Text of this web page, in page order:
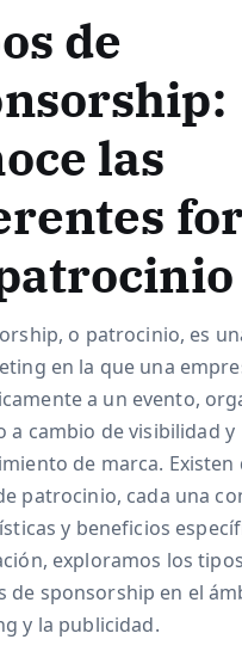
de
las
o patrocinio, es
en la que una
a un evento,
a cambio de visibilidad y
de marca. Existen
patrocinio, cada una
y beneficios
exploramos los
de sponsorship en el
y la publicidad.